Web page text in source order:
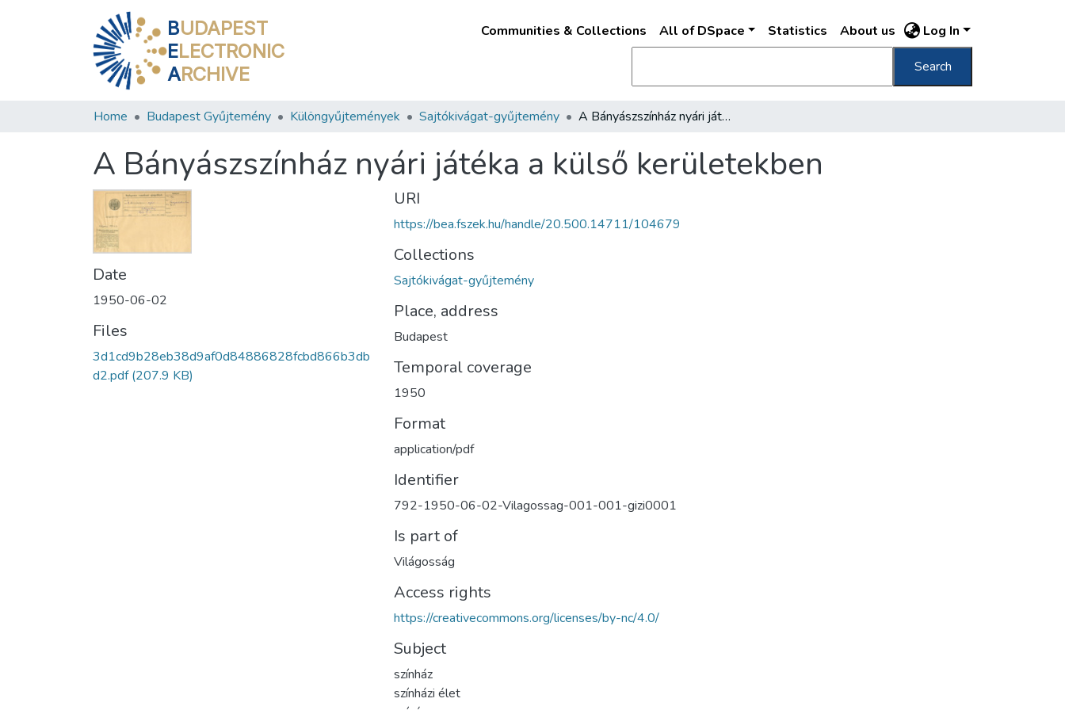
BUDAPEST
ELECTRONIC
ARCHIVE
Communities & Collections All of DSpace Statistics About us Log In
Search
Home Budapest Gyűjtemény Különgyűjtemények Sajtókivágat-gyűjtemény A Bányászszínház nyári játéka a külső kerületekben
A Bányászszínház nyári játéka a külső kerületekben
Date
1950-06-02
Files
3d1cd9b28eb38d9af0d84886828fcbd866b3db
d2.pdf(207.9 KB)
URI
https://bea.fszek.hu/handle/20.500.14711/104679
Collections
Sajtókivágat-gyűjtemény
Place, address
Budapest
Temporal coverage
1950
Format
application/pdf
Identifier
792-1950-06-02-Vilagossag-001-001-gizi0001
Is part of
Világosság
Access rights
https://creativecommons.org/licenses/by-nc/4.0/
Subject
színház
színházi élet